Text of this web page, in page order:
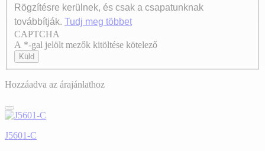
Rögzítésre kerülnek, és csak a csapatunknak
továbbítják. Tudj meg többet
Axeptio consent
CAPTCHA
A *-gal jelölt mezők kitöltése kötelező
Küld
Hozzáadva az árajánlathoz
J5601-C